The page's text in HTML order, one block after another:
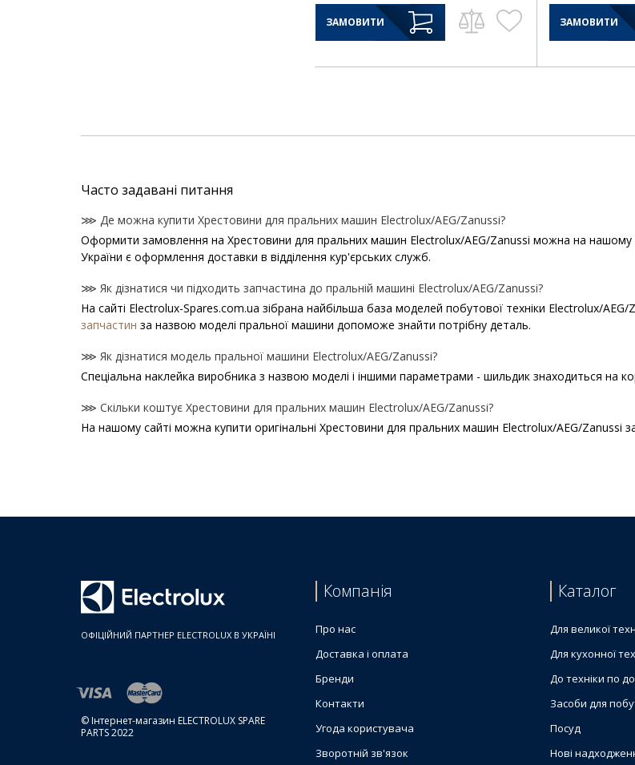
ЗАМОВИТИ ЗАМОВИТИ
Часто задавані питання
⋙ Де можна купити Хрестовини для пральних машин Electrolux/AEG/Zanussi?
Оформити замовлення на Хрестовини для пральних машин Electrolux/AEG/Zanussi можна на нашому
України є оформлення доставки в відділення кур'єрських служб.
⋙ Як дізнатися чи підходить запчастина до пральній машині Electrolux/AEG/Zanussi?
На сайті Electrolux-Spares.com.ua зібрана найбільша база моделей побутової техніки Electrolux/
запчастин за назвою моделі пральної машини допоможе знайти потрібну деталь.
⋙ Як дізнатися модель пральної машини Electrolux/AEG/Zanussi?
Спеціальна наклейка виробника з назвою моделі і іншими параметрами - шильдик знаходиться на
⋙ Скільки коштує Хрестовини для пральних машин Electrolux/AEG/Zanussi?
На нашому сайті можна купити оригінальні Хрестовини для пральних машин Electrolux/AEG/Zanussi
Хрестовина барабана для пральної машини Electrolux 50239965002 L=108mm
Хрестовина барабана для пральних машин Electrolux 1260395015 L=110mm
Хрестовина барабана для пральної машини Electrolux 50239964005 L=108mm
ОФІЦІЙНИЙ ПАРТНЕР ELECTROLUX В УКРАЇНІ
© Інтернет-магазин ELECTROLUX SPARE
PARTS 2022
Компанія
Про нас
Доставка і оплата
Бренди
Контакти
Угода користувача
Зворотній зв'язок
Каталог
Для великої
Для кухонної
До техніки по
Засоби для
Посуд
Нові